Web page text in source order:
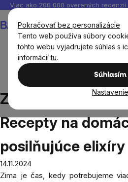
Pokračovať bez personalizácie
Tento web používa súbory
tohto webu vyjadrujete súhlas s
informáciítu.
Súhlasím
Nastavenie
Prejsť
obsah
Viac ako 200 000 overených recenzií
Zdravé zimné nápoje:
posilňujúce elixíry
Zdravé zimné
Recepty na
posilňujúce elixíry
14.11.2024
Zima je čas, kedy potrebujeme